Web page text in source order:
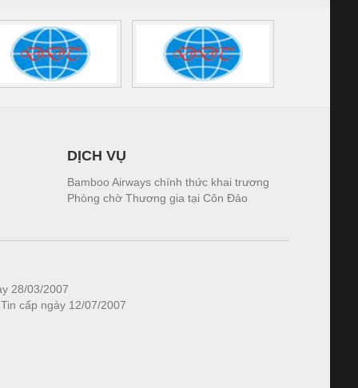
DỊCH VỤ
Bamboo Airways chính thức khai trương
Phòng chờ Thương gia tại Côn Đảo
28/03/2007
cấp ngày 12/07/2007